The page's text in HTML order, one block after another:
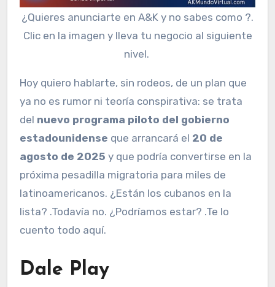
¿Quieres anunciarte en A&K y no sabes como ?.
Clic en la imagen y lleva tu negocio al siguiente
nivel.
Hoy quiero hablarte, sin rodeos, de un plan que
ya no es rumor ni teoría conspirativa: se trata
del nuevo programa piloto del gobierno
estadounidense que arrancará el 20 de
agosto de 2025 y que podría convertirse en la
próxima pesadilla migratoria para miles de
latinoamericanos. ¿Están los cubanos en la
lista? .Todavía no. ¿Podríamos estar? .Te lo
cuento todo aquí.
Dale Play